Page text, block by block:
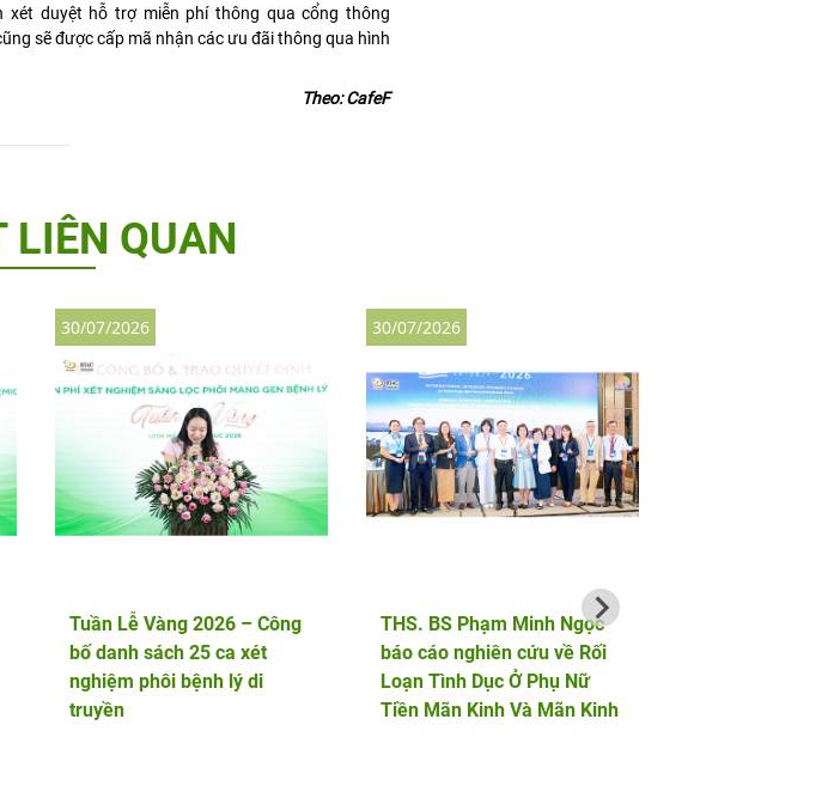
duyệt hỗ trợ miễn phí thông qua cổng thông
sẽ được cấp mã nhận các ưu đãi thông qua hình
Theo: CafeF
LIÊN QUAN
Tuần Lễ Vàng 2026 – Công
bố danh sách 25 ca xét
nghiệm phôi bệnh lý di
truyền
30/07/2026
THS. BS Phạm Minh Ngọc
báo cáo nghiên cứu về Rối
Loạn Tình Dục Ở Phụ Nữ
Tiền Mãn Kinh Và Mãn Kinh
30/07/2026